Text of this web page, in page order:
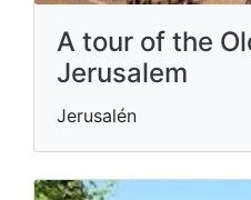
A tour of the
Jerusalem
Jerusalén